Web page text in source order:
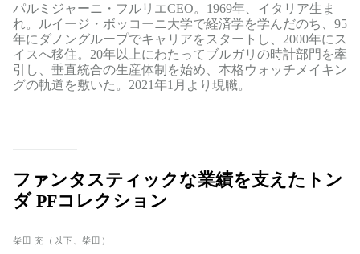
パルミジャーニ・フルリエCEO。1969年、イタリア生ま
れ。ルイージ・ボッコーニ大学で経済学を学んだのち、95
年にダノングループでキャリアをスタートし、2000年にス
イスへ移住。20年以上にわたってブルガリの時計部門を牽
引し、垂直統合の生産体制を始め、本格ウォッチメイキン
グの軌道を敷いた。2021年1月より現職。
ファンタスティックな業績を支えたトン
ダ PFコレクション
柴田 充（以下、柴田）